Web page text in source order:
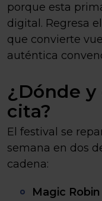
porque esta
digital. Regresa el
que convierte
auténtica
¿Dónde y
cita?
El festival se
semana en dos
cadena:
Magic